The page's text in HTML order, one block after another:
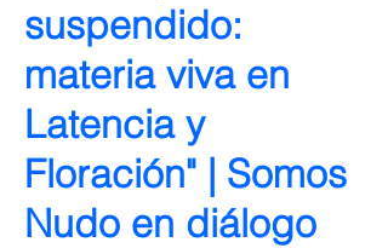
suspendido:
materia viva en
Latencia y
Floración" | Somos
Nudo en diálogo